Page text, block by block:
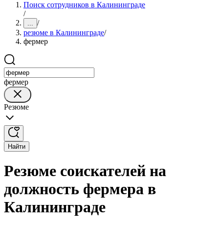
Поиск сотрудников в Калининграде
/
... /
резюме в Калининграде/
фермер
фермер
Резюме
Найти
Резюме соискателей на
должность фермера в
Калининграде